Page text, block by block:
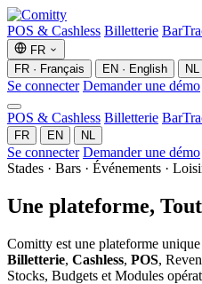
POS & Cashless Billetterie
FR
FR · Français
EN · English
Se connecter Demander une démo
POS & Cashless Billetterie
FR EN NL
Se connecter Demander une démo
Stades · Bars · Événements ·
Une plateforme,
Comitty est une plateforme
Billetterie, Cashless, POS,
Stocks, Budgets et Modules